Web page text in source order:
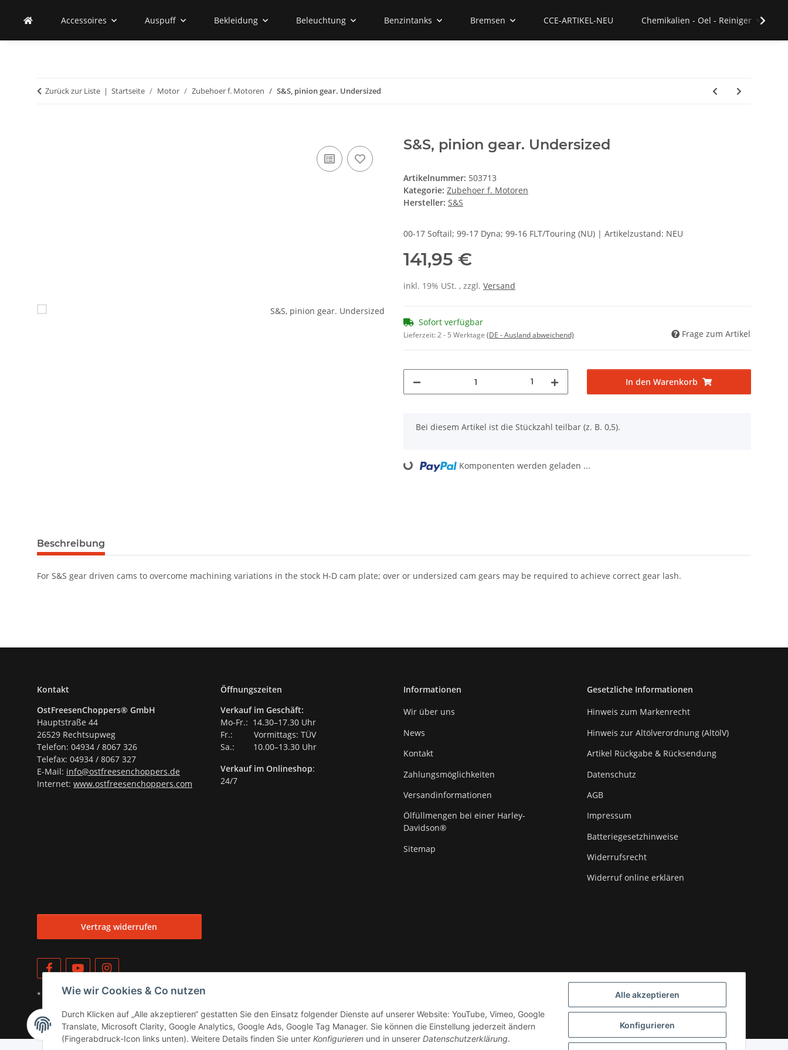
Alle akzeptieren
Konfigurieren
Wie wir Cookies & Co nutzen
Durch Klicken auf „Alle akzeptieren“ gestatten Sie den Einsatz folgender Dienste auf unserer Website: YouTube, Vimeo, Google
Translate, Microsoft Clarity, Google Analytics, Google Ads, Google Tag Manager. Sie können die Einstellung jederzeit ändern
(Fingerabdruck-Icon links unten). Weitere Details finden Sie unter Konfigurieren und in unserer Datenschutzerklärung.
Accessoires Auspuff Bekleidung Beleuchtung Benzintanks Bremsen CCE-ARTIKEL-NEU Chemikalien - Oel - Reiniger
Zurück zur Liste Startseite Motor Zubehoer f. Motoren S&S, pinion gear. Undersized
S&S, pinion gear. Undersized
Artikelnummer: 503713
Kategorie: Zubehoer f. Motoren
Hersteller: S&S
00-17 Softail; 99-17 Dyna; 99-16 FLT/Touring (NU) | Artikelzustand: NEU
141,95 €
inkl. 19% USt. , zzgl. Versand
Sofort verfügbar
Lieferzeit:2 - 5 Werktage (DE - Ausland abweichend) Frage zum Artikel
1 In den Warenkorb
x
Bei diesem Artikel ist die Stückzahl teilbar (z. B. 0,5).
Loading... Komponenten werden geladen ...
Beschreibung
For S&S gear driven cams to overcome machining variations in the stock H-D cam plate; over or undersized cam gears may be required to achieve correct gear lash.
Kontakt
OstFreesenChoppers® GmbH
Hauptstraße 44
26529 Rechtsupweg
Telefon: 04934 / 8067 326
Telefax: 04934 / 8067 327
E-Mail: info@ostfreesenchoppers.de
Internet: www.ostfreesenchoppers.com
Öffnungszeiten
Verkauf im Geschäft:
Mo-Fr.: 14.30–17.30 Uhr
Fr.: Vormittags: TÜV
Sa.: 10.00–13.30 Uhr
Verkauf im Onlineshop:
24/7
Informationen
Wir über uns
News
Kontakt
Zahlungsmöglichkeiten
Versandinformationen
Ölfüllmengen bei einer Harley-
Davidson®
Sitemap
Gesetzliche Informationen
Hinweis zum Markenrecht
Hinweis zur Altölverordnung (AltölV)
Artikel Rückgabe & Rücksendung
Datenschutz
AGB
Impressum
Batteriegesetzhinweise
Widerrufsrecht
Widerruf online erklären
Vertrag widerrufen
* Alle Preise inkl. gesetzlicher USt., zzgl. Versand
© OstfreesenChoppers® GmbH | Cached byecomDATA LiteSpeed Cache